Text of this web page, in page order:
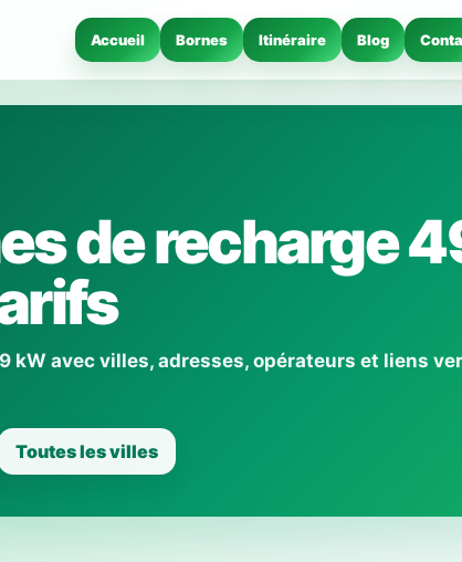
Accueil Bornes Itinéraire Blog
de recharge
kW avec villes, adresses, opérateurs et liens
Toutes les villes